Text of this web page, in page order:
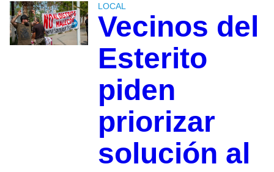
LOCAL
Vecinos del
Esterito
piden
priorizar
solución al